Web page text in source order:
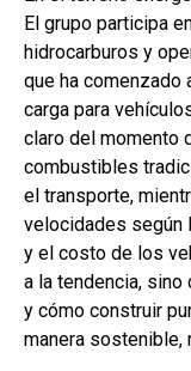
El grupo participa
hidrocarburos y
que ha
carga para
claro del momento
combustibles
el transporte,
velocidades según
y el costo de los
a la tendencia, sino
y cómo construir
manera sostenible,